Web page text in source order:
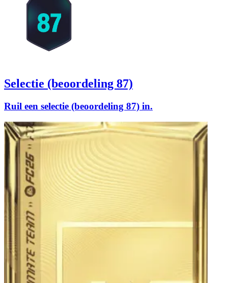
Selectie (beoordeling 87)
Ruil een selectie (beoordeling 87) in.